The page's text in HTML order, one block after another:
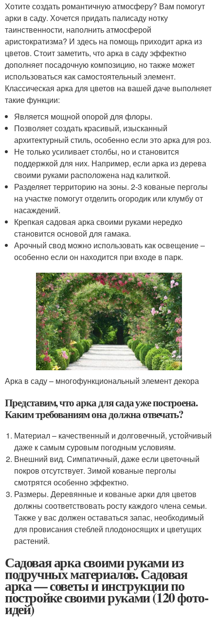
Хотите создать романтичную атмосферу? Вам помогут
арки в саду. Хочется придать палисаду нотку
таинственности, наполнить атмосферой
аристократизма? И здесь на помощь приходит арка из
цветов. Стоит заметить, что арка в саду эффектно
дополняет посадочную композицию, но также может
использоваться как самостоятельный элемент.
Классическая арка для цветов на вашей даче выполняет
такие функции:
Является мощной опорой для флоры.
Позволяет создать красивый, изысканный
архитектурный стиль, особенно если это арка для роз.
Не только усиливает столбы, но и становится
поддержкой для них. Например, если арка из дерева
своими руками расположена над калиткой.
Разделяет территорию на зоны. 2-3 кованые перголы
на участке помогут отделить огородик или клумбу от
насаждений.
Крепкая садовая арка своими руками нередко
становится основой для гамака.
Арочный свод можно использовать как освещение –
особенно если он находится при входе в парк.
Арка в саду – многофункциональный элемент декора
Представим, что арка для сада уже построена.
Каким требованиям она должна отвечать?
Материал – качественный и долговечный, устойчивый
даже к самым суровым погодным условиям.
Внешний вид. Симпатичный, даже если цветочный
покров отсутствует. Зимой кованые перголы
смотрятся особенно эффектно.
Размеры. Деревянные и кованые арки для цветов
должны соответствовать росту каждого члена семьи.
Также у вас должен оставаться запас, необходимый
для провисания стеблей плодоносящих и цветущих
растений.
Садовая арка своими руками из
подручных материалов. Садовая
арка — советы и инструкции по
постройке своими руками (120 фото-
идей)